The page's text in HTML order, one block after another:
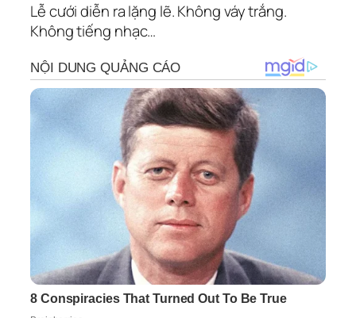
Lễ cưới diễn ra lặng lẽ. Không váy trắng.
Không tiếng nhạc…